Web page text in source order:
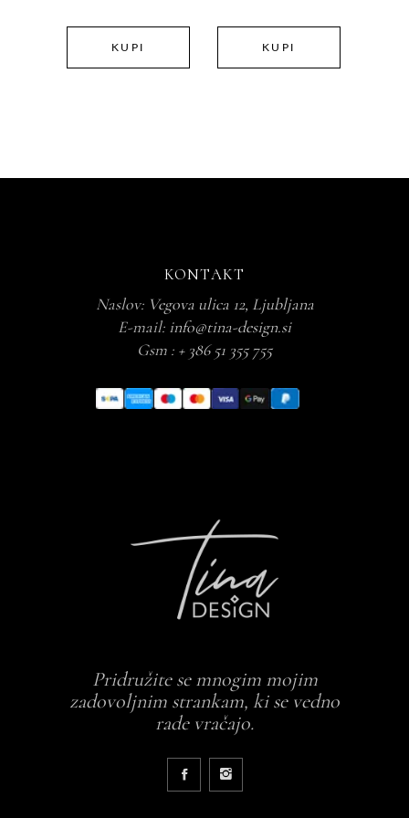
izdelka
KUPI
izdelka
OD
DO
60,00 €
KUPI
KONTAKT
Naslov: Vegova ulica 12, Ljubljana
E-mail: info@tina-design.si
Gsm : + 386 51 355 755
Pridružite se mnogim mojim
zadovoljnim strankam, ki se vedno
rade vračajo.